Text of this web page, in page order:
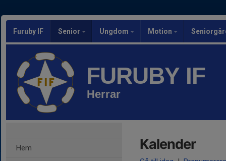
Furuby IF Senior Ungdom Motion
FURUBY IF
Herrar
Hem Kalender